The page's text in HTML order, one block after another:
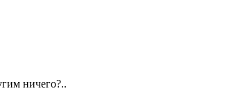
ничего?..